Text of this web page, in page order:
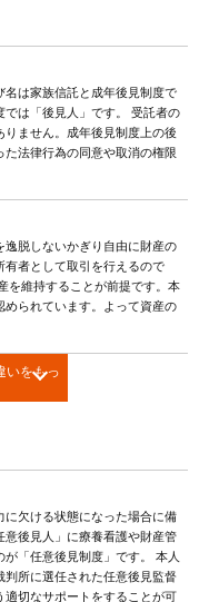
名は家族信託と成年後見制度で
は「後見人」です。 受託者の
ません。成年後見制度上の後
法律行為の同意や取消の権限
脱しないかぎり自由に財産の
有者として取引を行えるので
を維持することが前提です。本
められています。よって資産の
いをもっ
欠ける状態になった場合に備
意後見人」に療養看護や財産管
「任意後見制度」です。 本人
所に選任された任意後見監督
適切なサポートをすることが可